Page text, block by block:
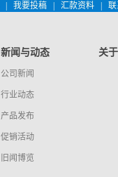
我要投稿 汇款资料
新闻与动态
公司新闻
行业动态
产品发布
促销活动
旧闻博览
关